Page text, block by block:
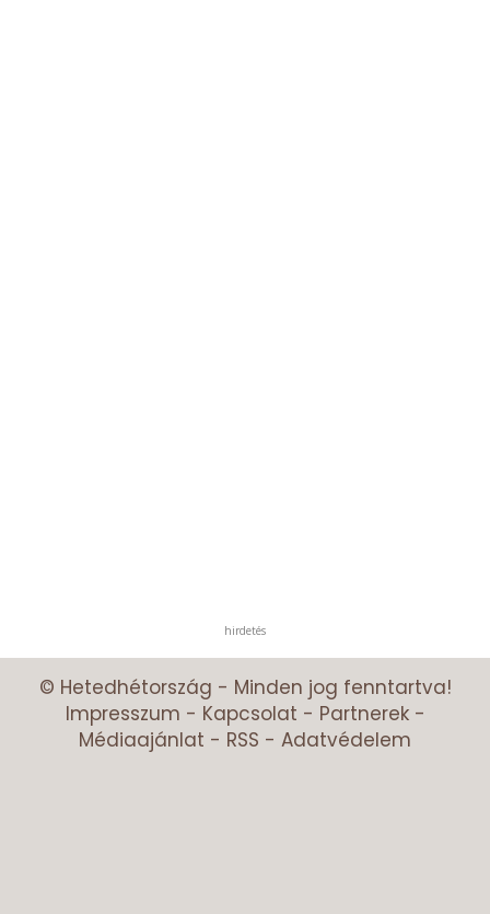
hirdetés
© Hetedhétország - Minden jog fenntartva!
Impresszum - Kapcsolat - Partnerek-
Médiaajánlat - RSS - Adatvédelem